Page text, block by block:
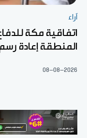
آراء
اتفاقية مكة
المنطقة إعادة
08-08-2026